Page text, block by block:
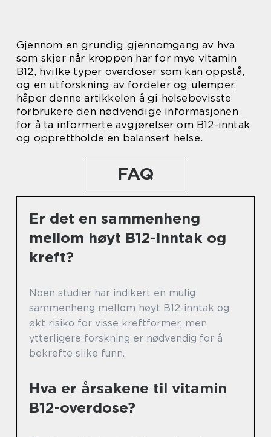
Gjennom en grundig gjennomgang av hva
som skjer når kroppen har for mye vitamin
B12, hvilke typer overdoser som kan oppstå,
og en utforskning av fordeler og ulemper,
håper denne artikkelen å gi helsebevisste
forbrukere den nødvendige informasjonen
for å ta informerte avgjørelser om B12-inntak
og opprettholde en balansert helse.
FAQ
Er det en sammenheng
mellom høyt B12-inntak og
kreft?
Noen studier har indikert en mulig
sammenheng mellom høyt B12-inntak og
økt risiko for visse kreftformer, men
ytterligere forskning er nødvendig for å
bekrefte slike funn.
Hva er årsakene til vitamin
B12-overdose?